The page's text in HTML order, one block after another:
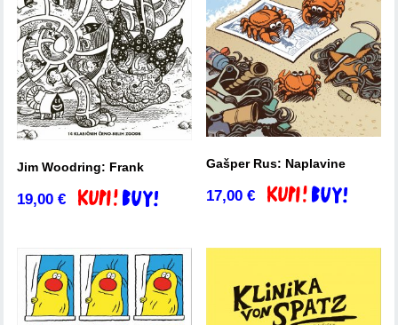
Jim Woodring: Frank
19,00€ Dodaj v košarico
Gašper Rus: Naplavine
17,00€ Dodaj v košarico